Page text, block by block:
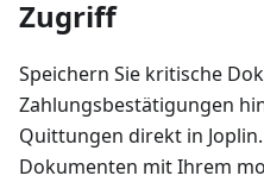
Zugriff
Speichern Sie kritische
Zahlungsbestätigungen
Quittungen direkt in
Dokumenten mit Ihrem